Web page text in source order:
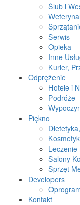
Ślub i
Serwis
Opieka
Inne
Kurier,
Odprężenie
Hotele i
Podróże
Piękno
Leczenie
Salony
Sprzęt
Developers
Kontakt